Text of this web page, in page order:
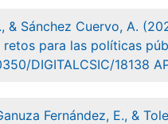
& Sánchez Cuervo, A.
retos para las políticas
DIGITALCSIC/18138
Fernández, E., &